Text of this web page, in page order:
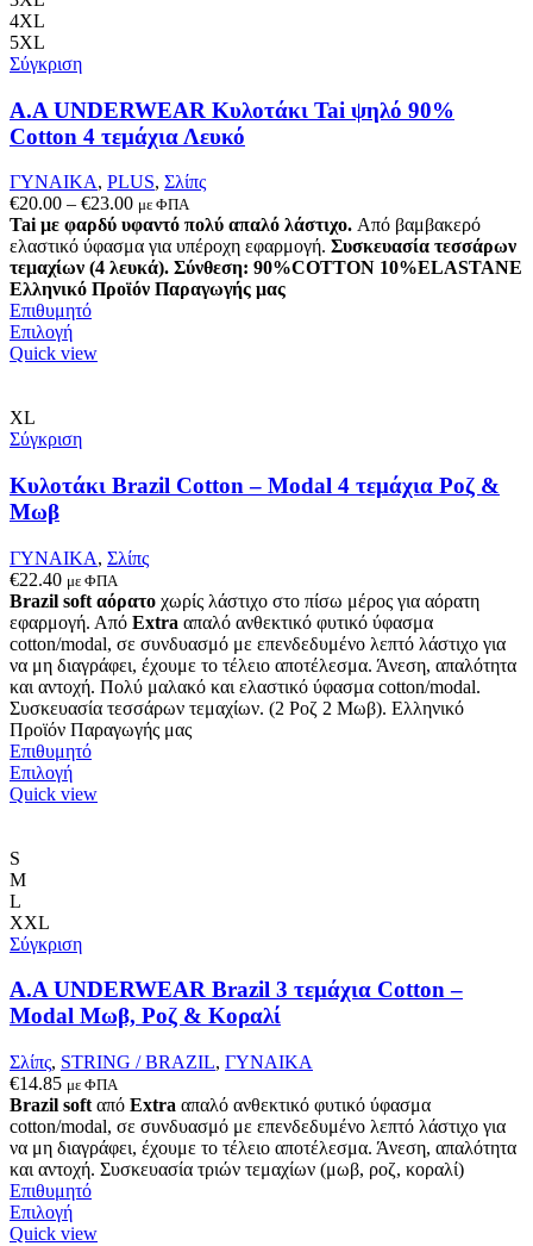
4XL
5XL
Σύγκριση
A.A UNDERWEAR Κυλοτάκι Tai ψηλό 90%
Cotton 4 τεμάχια Λευκό
ΓΥΝΑΙΚΑ, PLUS, Σλίπς
€20.00 – €23.00Price
range:
€20.00
through
€23.00
με ΦΠΑ
Tai με φαρδύ υφαντό πολύ απαλό λάστιχο. Από βαμβακερό
ελαστικό ύφασμα για υπέροχη εφαρμογή. Συσκευασία τεσσάρων
τεμαχίων (4 λευκά). Σύνθεση: 90%COTTON 10%ELASTANE
Ελληνικό Προϊόν Παραγωγής μας
Επιθυμητό
ΕπιλογήΑυτό
το
παραλλαγές.
επιλογές
μπορούν
στη
σελίδα
του
προϊόντος
Quick view
XL
Σύγκριση
Κυλοτάκι Brazil Cotton – Modal 4 τεμάχια Ροζ &
Μωβ
ΓΥΝΑΙΚΑ, Σλίπς
€22.40 με ΦΠΑ
Brazil soft αόρατο χωρίς λάστιχο στο πίσω μέρος για αόρατη
εφαρμογή. Από Extra απαλό ανθεκτικό φυτικό ύφασμα
cotton/modal, σε συνδυασμό με επενδεδυμένο λεπτό λάστιχο για
να μη διαγράφει, έχουμε το τέλειο αποτέλεσμα. Άνεση, απαλότητα
και αντοχή. Πολύ μαλακό και ελαστικό ύφασμα cotton/modal.
Συσκευασία τεσσάρων τεμαχίων. (2 Ροζ 2 Μωβ). Ελληνικό
Προϊόν Παραγωγής μας
Επιθυμητό
ΕπιλογήΑυτό
το
μπορούν
επιλεγούν
στη
σελίδα
προϊόντος
Quick view
S
M
L
XXL
Σύγκριση
A.A UNDERWEAR Brazil 3 τεμάχια Cotton –
Modal Μωβ, Ροζ & Κοραλί
Σλίπς, STRING / BRAZIL, ΓΥΝΑΙΚΑ
€14.85 με ΦΠΑ
Brazil soft από Extra απαλό ανθεκτικό φυτικό ύφασμα
cotton/modal, σε συνδυασμό με επενδεδυμένο λεπτό λάστιχο για
να μη διαγράφει, έχουμε το τέλειο αποτέλεσμα. Άνεση, απαλότητα
και αντοχή. Συσκευασία τριών τεμαχίων (μωβ, ροζ, κοραλί)
Επιθυμητό
ΕπιλογήΑυτό
το
Quick view